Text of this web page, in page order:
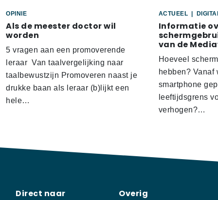
OPINIE
Als de meester doctor wil
worden
5 vragen aan een promoverende
leraar Van taalvergelijking naar
taalbewustzijn Promoveren naast je
drukke baan als leraar (b)lijkt een
hele…
ACTUEEL
Informatie
van de
Hoeveel
hebben?
smartphone
leeftijdsgrens
verhogen?…
Direct naar Overig